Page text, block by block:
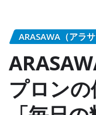
ARASAWA（アラサ
プロンの